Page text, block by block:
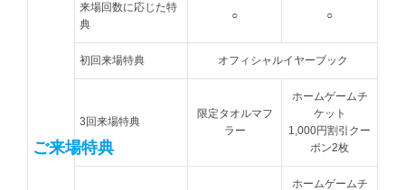
ご来場特典
来場回数に応じた特
典
○ ○
初回来場特典 オフィシャルイヤーブック
3回来場特典
限定タオルマフ
ラー
ホームゲームチ
ケット
1,000円割引クー
ポン2枚
ホームゲームチ